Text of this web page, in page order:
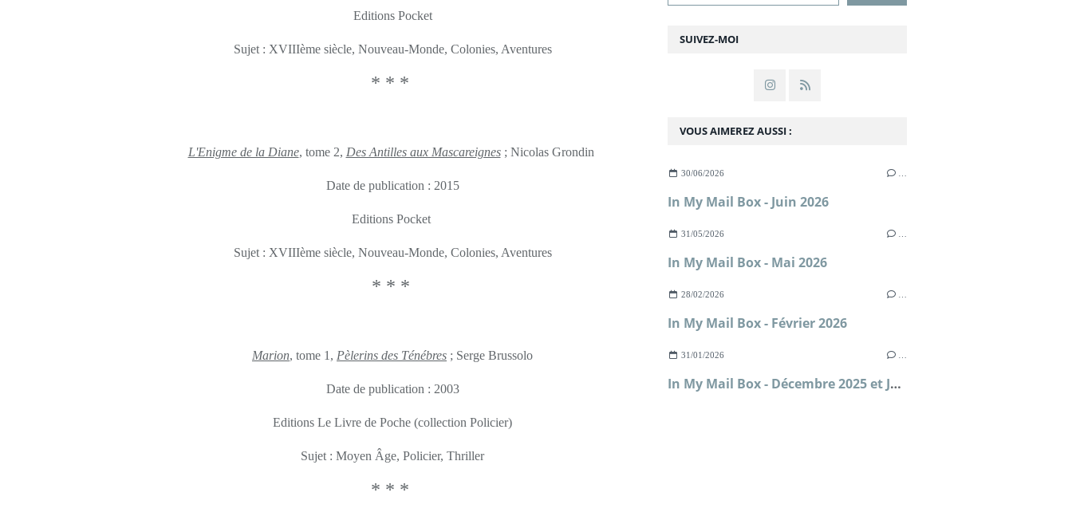
Editions Pocket
Sujet : XVIIIème siècle, Nouveau-Monde, Colonies, Aventures
* * *
L'Enigme de la Diane, tome 2, Des Antilles aux Mascareignes; Nicolas Grondin
Date de publication : 2015
Editions Pocket
Sujet : XVIIIème siècle, Nouveau-Monde, Colonies, Aventures
* * *
Marion, tome 1, Pèlerins des Ténébres ; Serge Brussolo
Date de publication : 2003
Editions Le Livre de Poche (collection Policier)
Sujet : Moyen Âge, Policier, Thriller
* * *
SUIVEZ-MOI
VOUS AIMEREZ AUSSI :
30/06/2026
In My Mail Box - Juin 2026
31/05/2026
In My Mail Box - Mai 2026
28/02/2026
In My Mail Box - Février 2026
31/01/2026
In My Mail Box - Décembre 2025 et Janvier 2026